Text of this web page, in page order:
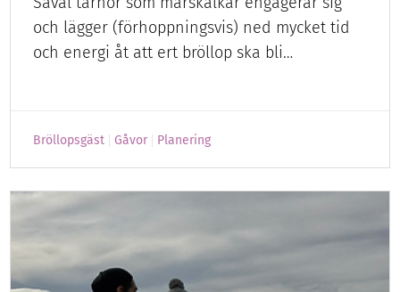
och lägger (förhoppningsvis) ned mycket tid
och energi åt att ert bröllop ska bli…
Bröllopsgäst Gåvor Planering